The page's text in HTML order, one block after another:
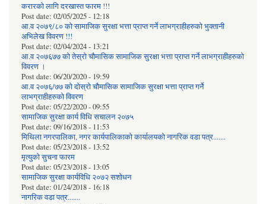
करारको लागि दरखास्त फारम !!!
Post date: 02/05/2025 - 12:18
आ.व २०७९/८० को सामाजिक सुरक्षा भत्ता प्राप्त गर्ने लाभग्राहीहरुको भुक्तानी
अभिलेख विवरण !!!
Post date: 02/04/2024 - 13:21
आ.व २०७६७७ को तेस्रो चौमासिक सामाजिक सुरक्षा भत्ता प्राप्त गर्ने लाभग्राहीहरुको
विवरण ।
Post date: 06/20/2020 - 19:59
आ.व २०७६/७७ को दोस्रो चौमासिक सामाजिक सुरक्षा भत्ता प्राप्त गर्ने
लाभग्राहीहरुको विवरण
Post date: 05/22/2020 - 09:55
सामाजिक सुरक्षा कार्य विधि स‌चालन २०७५
Post date: 09/16/2018 - 11:53
मिथिला नगरपालिका, नगर कार्यपालिकाको कार्यालयकाे नागरिक वडा पत्र.......
Post date: 05/23/2018 - 13:52
मृत्युको सुचना फारम
Post date: 05/23/2018 - 13:05
सामाजिक सुरक्षा कार्यविधि २०७२ स‌शाेधन
Post date: 01/24/2018 - 16:18
नागरिक वडा पत्र.......